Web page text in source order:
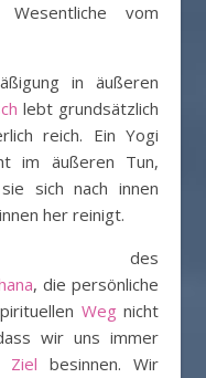
vom
in äußeren
lebt grundsätzlich
reich. Ein Yogi
im äußeren Tun,
sich nach innen
her reinigt.
des
, die persönliche
Wegnicht
wir uns immer
Ziel besinnen. Wir